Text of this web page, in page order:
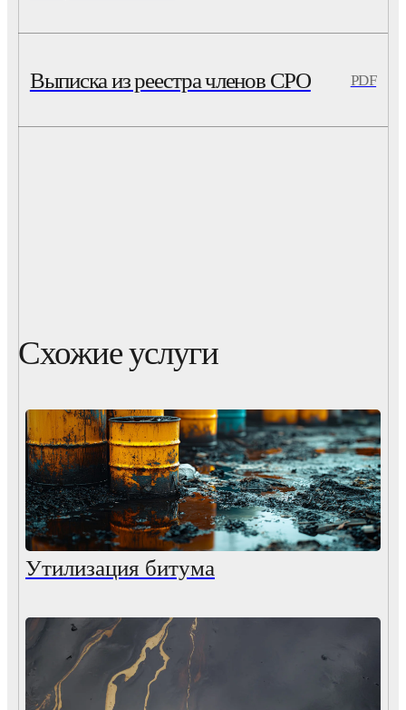
Выписка из реестра членов СРО PDF
Схожие услуги
Утилизация битума